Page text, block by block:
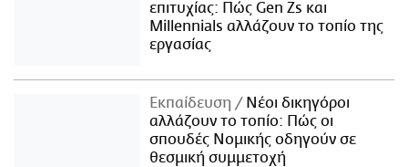
επιτυχίας: Πώς Gen Zs και
Millennials αλλάζουν το τοπίο της
εργασίας
Εκπαίδευση
Νέοι δικηγόροι
αλλάζουν το τοπίο: Πώς οι
σπουδές Νομικής οδηγούν σε
θεσμική συμμετοχή